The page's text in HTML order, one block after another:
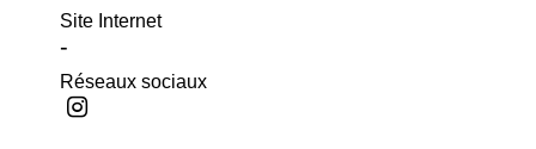
Site Internet
-
Réseaux sociaux